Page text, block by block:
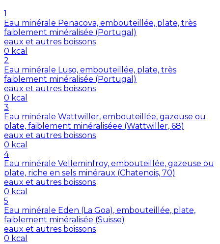
1
Eau minérale Penacova, embouteillée, plate, très
faiblement minéralisée (Portugal)
eaux et autres boissons
0 kcal
2
Eau minérale Luso, embouteillée, plate, très
faiblement minéralisée (Portugal)
eaux et autres boissons
0 kcal
3
Eau minérale Wattwiller, embouteillée, gazeuse ou
plate, faiblement minéraliséee (Wattwiller, 68)
eaux et autres boissons
0 kcal
4
Eau minérale Velleminfroy, embouteillée, gazeuse ou
plate, riche en sels minéraux (Chatenois, 70)
eaux et autres boissons
0 kcal
5
Eau minérale Eden (La Goa), embouteillée, plate,
faiblement minéralisée (Suisse)
eaux et autres boissons
0 kcal